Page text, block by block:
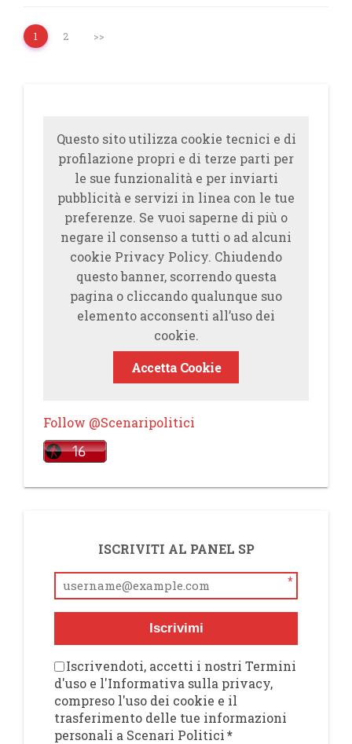
1 2 >>
Questo sito utilizza cookie tecnici e di
profilazione propri e di terze parti per
le sue funzionalità e per inviarti
pubblicità e servizi in linea con le tue
preferenze. Se vuoi saperne di più o
negare il consenso a tutti o ad alcuni
cookie Privacy Policy. Chiudendo
questo banner, scorrendo questa
pagina o cliccando qualunque suo
elemento acconsenti all’uso dei
cookie.
Accetta Cookie
Follow @Scenaripolitici
ISCRIVITI AL PANEL SP
*
Iscrivimi
Iscrivendoti, accetti i nostri Termini
d'uso e l'Informativa sulla privacy,
compreso l'uso dei cookie e il
trasferimento delle tue informazioni
personali a Scenari Politici*